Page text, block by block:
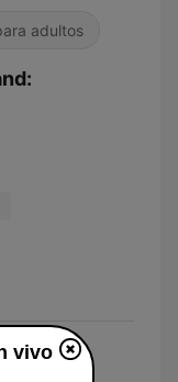
adultos
vivo